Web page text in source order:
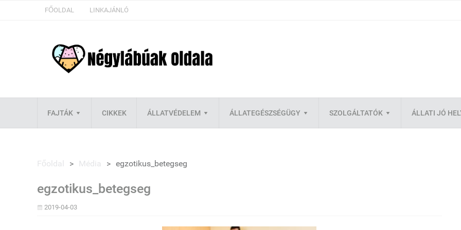
FŐOLDAL LINKAJÁNLÓ
FAJTÁK CIKKEK ÁLLATVÉDELEM ÁLLATEGÉSZSÉGÜGY SZOLGÁLTATÓK ÁLLATI JÓ
Főoldal > Média > egzotikus_betegseg
egzotikus_betegseg
2019-04-03